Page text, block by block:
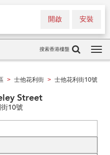
安裝
開啟
搜索香港樓盤
> 士他花利街 > 士他花利街10號
Street
10號